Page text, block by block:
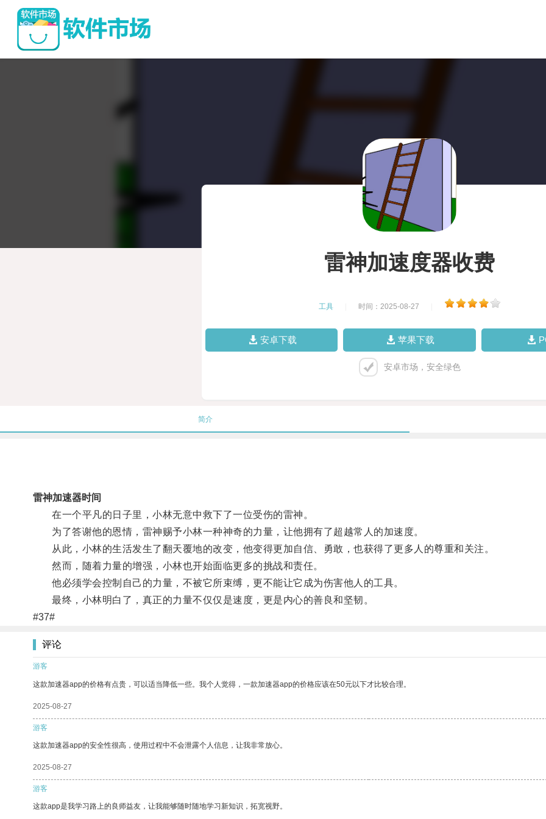
雷神加速度器收费
工具 时间：2025-08-27
安卓下载 苹果下载
安卓市场，安全绿色
简介
雷神加速器时间
在一个平凡的日子里，小林无意中救下了一位受伤的雷神。
为了答谢他的恩情，雷神赐予小林一种神奇的力量，让他拥有了超越常人的加速度。
从此，小林的生活发生了翻天覆地的改变，他变得更加自信、勇敢，也获得了更多人的尊重和关注。
然而，随着力量的增强，小林也开始面临更多的挑战和责任。
他必须学会控制自己的力量，不被它所束缚，更不能让它成为伤害他人的工具。
最终，小林明白了，真正的力量不仅仅是速度，更是内心的善良和坚韧。
#37#
评论
游客
这款加速器app的价格有点贵，可以适当降低一些。我个人觉得，一款加速器app的价格应该在50元以下才比较合理。
2025-08-27
游客
这款加速器app的安全性很高，使用过程中不会泄露个人信息，让我非常放心。
2025-08-27
游客
这款app是我学习路上的良师益友，让我能够随时随地学习新知识，拓宽视野。